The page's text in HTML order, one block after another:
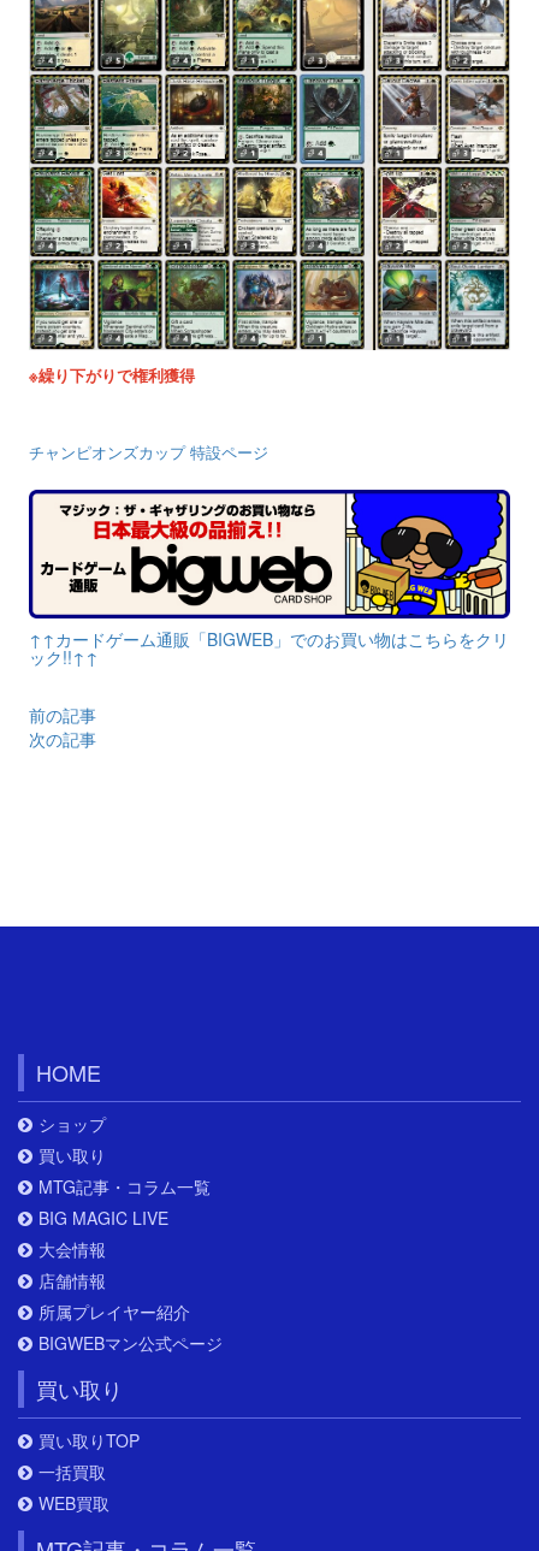
※繰り下がりで権利獲得
チャンピオンズカップ 特設ページ
↑↑カードゲーム通販「BIGWEB」でのお買い物はこちらをクリ
ック!!↑↑
前の記事
次の記事
HOME
ショップ
買い取り
MTG記事・コラム一覧
BIG MAGIC LIVE
大会情報
店舗情報
所属プレイヤー紹介
BIGWEBマン公式ページ
買い取り
買い取りTOP
一括買取
WEB買取